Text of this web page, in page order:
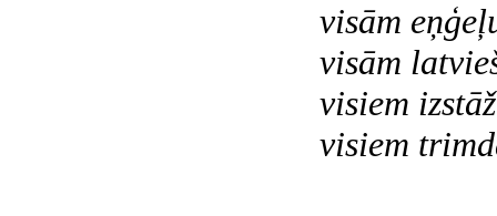
visām
visām
visiem
visiem